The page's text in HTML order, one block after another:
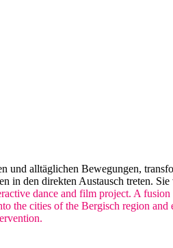
alltäglichen Bewegungen,
den direkten Austausch treten.
dance and film project. A
the cities of the Bergisch region